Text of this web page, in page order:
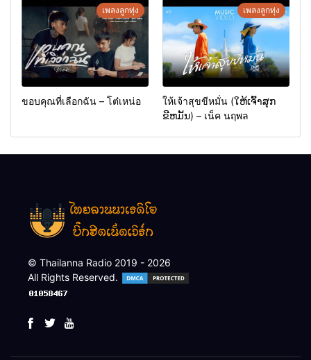
เพลงลูกทุ่ง
ขอบคุณที่เลือกฉัน – โต๋เหน่อ
เพลงลูกทุ่ง
ให้เจ้าสุขขีหมั่น (ໃຫ້ເຈົ້າສຸກ
ຂີຫມັ້ນ) – เน็ค นฤพล
© Thailanna Radio 2019 - 2026
All Rights Reserved.